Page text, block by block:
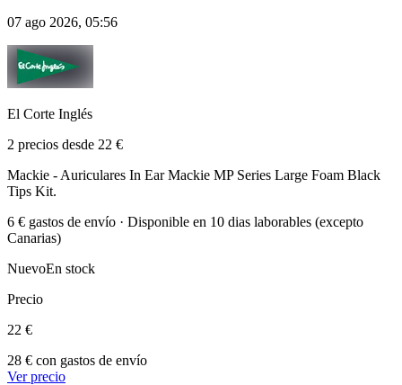
07 ago 2026, 05:56
El Corte Inglés
2 precios desde 22 €
Mackie - Auriculares In Ear Mackie MP Series Large Foam Black
Tips Kit.
6 € gastos de envío · Disponible en 10 dias laborables (excepto
Canarias)
NuevoEn stock
Precio
22 €
28 € con gastos de envío
Ver precio